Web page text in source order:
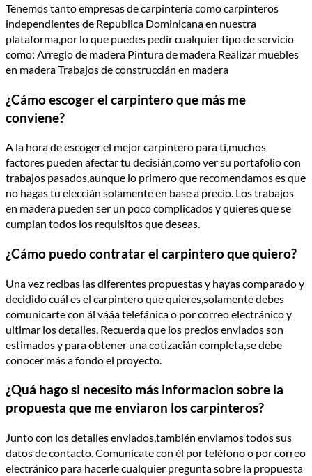
Tenemos tanto empresas de carpintería como carpinteros
independientes de Republica Dominicana en nuestra
plataforma,por lo que puedes pedir cualquier tipo de servicio
como: Arreglo de madera Pintura de madera Realizar muebles
en madera Trabajos de construccián en madera
¿Cámo escoger el carpintero que más me
conviene?
A la hora de escoger el mejor carpintero para ti,muchos
factores pueden afectar tu decisián,como ver su portafolio con
trabajos pasados,aunque lo primero que recomendamos es que
no hagas tu eleccián solamente en base a precio. Los trabajos
en madera pueden ser un poco complicados y quieres que se
cumplan todos los requisitos que deseas.
¿Cámo puedo contratar el carpintero que quiero?
Una vez recibas las diferentes propuestas y hayas comparado y
decidido cuál es el carpintero que quieres,solamente debes
comunicarte con ál vááa telefánica o por correo electránico y
ultimar los detalles. Recuerda que los precios enviados son
estimados y para obtener una cotizacián completa,se debe
conocer más a fondo el proyecto.
¿Quá hago si necesito más informacion sobre la
propuesta que me enviaron los carpinteros?
Junto con los detalles enviados,también enviamos todos sus
datos de contacto. Comunícate con él por teléfono o por correo
electránico para hacerle cualquier pregunta sobre la propuesta